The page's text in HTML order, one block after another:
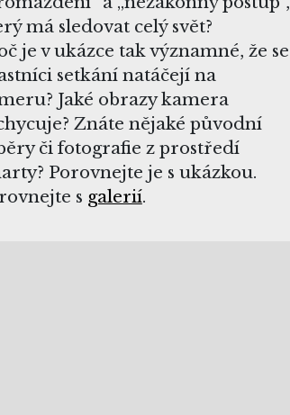
má sledovat celý svět?
je v ukázce tak významné, že se
setkání natáčejí na
Jaké obrazy kamera
Znáte nějaké původní
či fotografie z prostředí
Porovnejte je s ukázkou.
s galerií.